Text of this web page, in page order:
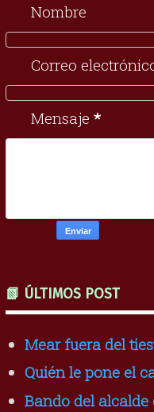
Nombre
Correo
Mensaje *
📗 ÚLTIMOS POST
Mear fuera del
Quién le pone el
Bando del alcalde